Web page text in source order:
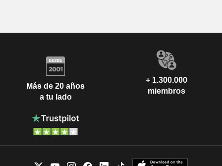
Más de 20 años
a tu lado
+ 1.300.000
miembros